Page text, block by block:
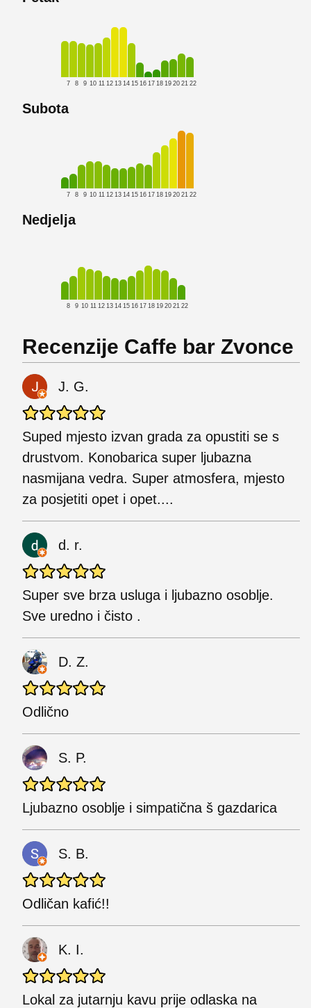
7 8 9 10 11 12 13 14 15 16 17 18 19 20 21 22
Subota
7 8 9 10 11 12 13 14 15 16 17 18 19 20 21 22
Nedjelja
8 9 10 11 12 13 14 15 16 17 18 19 20 21 22
Recenzije Caffe bar Zvonce
J. G.
Suped mjesto izvan grada za opustiti se s
drustvom. Konobarica super ljubazna
nasmijana vedra. Super atmosfera, mjesto
za posjetiti opet i opet....
d. r.
Super sve brza usluga i ljubazno osoblje.
Sve uredno i čisto .
D. Z.
Odlično
S. P.
Ljubazno osoblje i simpatična š gazdarica
S. B.
Odličan kafić!!
K. I.
Lokal za jutarnju kavu prije odlaska na